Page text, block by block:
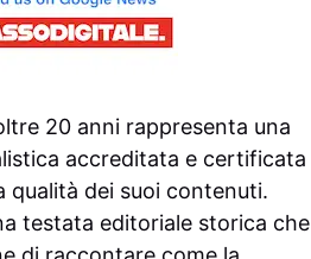
20 anni rappresenta una
accreditata e certificata
qualità dei suoi contenuti.
testata editoriale storica che